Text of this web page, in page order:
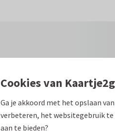
Cookies van
Ga je akkoord met het opslaan van
verbeteren, het websitegebruik te
aan te bieden?